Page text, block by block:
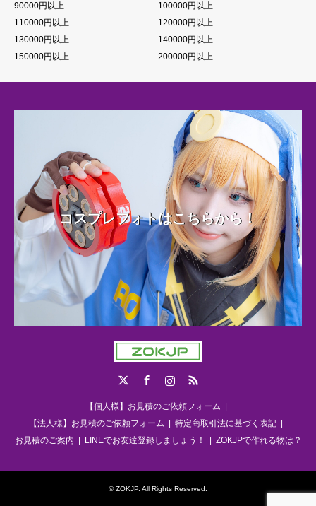
90000円以上
100000円以上
110000円以上
120000円以上
130000円以上
140000円以上
150000円以上
200000円以上
コスプレフォトはこちらから！
RSS
【個人様】お見積のご依頼フォーム
【法人様】お見積のご依頼フォーム
特定商取引法に基づく表記
お見積のご案内
LINEでお友達登録しましょう！ ZOKJPで作れる物は？
©ZOKJP. All Rights Reserved.